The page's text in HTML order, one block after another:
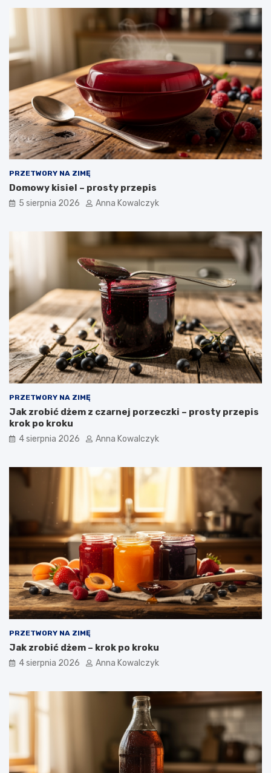
PRZETWORY NA ZIMĘ
Domowy kisiel – prosty przepis
5 sierpnia 2026 Anna Kowalczyk
PRZETWORY NA ZIMĘ
Jak zrobić dżem z czarnej porzeczki – prosty przepis
krok po kroku
4 sierpnia 2026 Anna Kowalczyk
PRZETWORY NA ZIMĘ
Jak zrobić dżem – krok po kroku
4 sierpnia 2026 Anna Kowalczyk